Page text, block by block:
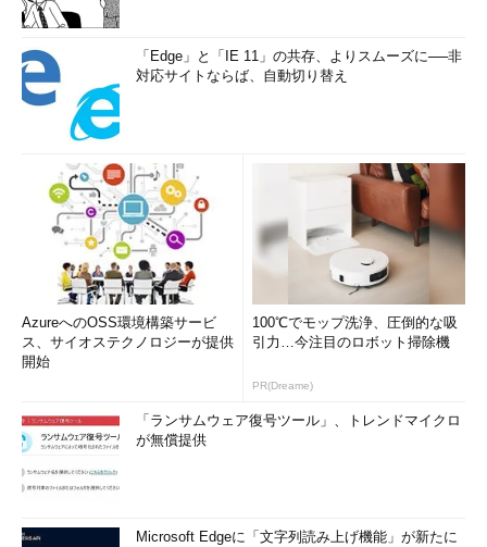
「Edge」と「IE 11」の共存、よりスムーズに──非
対応サイトならば、自動切り替え
AzureへのOSS環境構築サービ
ス、サイオステクノロジーが提供
開始
100℃でモップ洗浄、圧倒的な吸
引力…今注目のロボット掃除機
PR(Dreame)
「ランサムウェア復号ツール」、トレンドマイクロ
が無償提供
Microsoft Edgeに「文字列読み上げ機能」が新たに